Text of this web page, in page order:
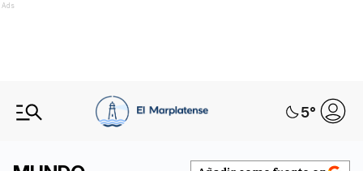
Ads
5°